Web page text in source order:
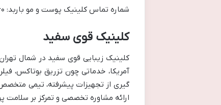
شماره تماس کلینیک پوست و مو باربد: ۰۲۱۲۲۲۰۸۲۶۰ – ۰۲۱۲۲۲۰۸۲۵۰
کلینیک قوی سفید
آمریکا، خدماتی چون تزریق بوتاکس،
گیری از تجهیزات پیشرفته، تیمی
ارائه مشاوره تخصصی و تمرکز بر سلامت